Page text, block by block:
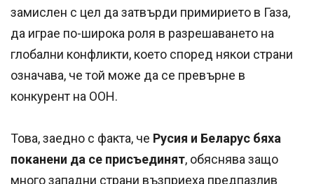
замислен с цел да затвърди примирието в Газа,
да играе по-широка роля в разрешаването на
глобални конфликти, което според някои страни
означава, че той може да се превърне в
конкурент на ООН.
Това, заедно с факта, че Русия и Беларус бяха
поканени да се присъединят, обяснява защо
много западни страни възприеха предпазлив